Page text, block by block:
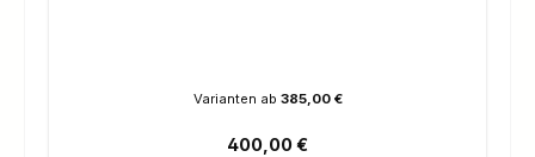
Varianten ab 385,00 €
Regulärer Preis:
400,00 €